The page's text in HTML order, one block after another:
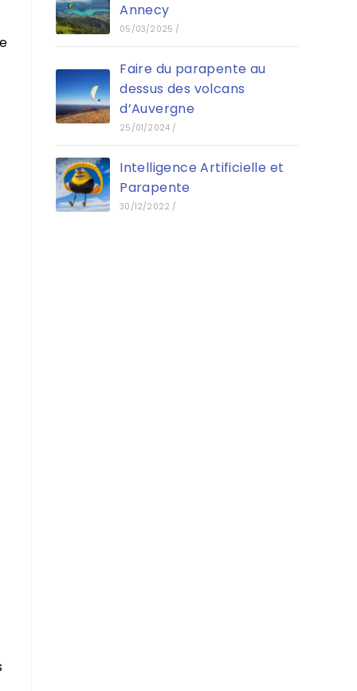
Annecy
05/03/2025 /
Faire du parapente au
dessus des volcans
d’Auvergne
25/01/2024 /
Intelligence Artificielle et
Parapente
30/12/2022 /